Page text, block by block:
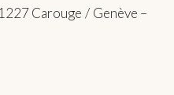
Carouge / Genève –